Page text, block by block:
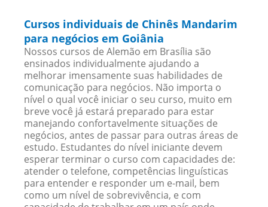
Cursos individuais de Chinês Mandarim
para negócios em Goiânia
Nossos cursos de Alemão em Brasília são
ensinados individualmente ajudando a
melhorar imensamente suas habilidades de
comunicação para negócios. Não importa o
nível o qual você iniciar o seu curso, muito em
breve você já estará preparado para estar
manejando confortavelmente situações de
negócios, antes de passar para outras áreas de
estudo. Estudantes do nível iniciante devem
esperar terminar o curso com capacidades de:
atender o telefone, competências linguísticas
para entender e responder um e-mail, bem
como um nível de sobrevivência, e com